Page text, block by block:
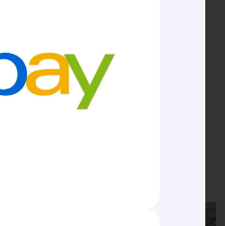
cresce em
e expõe
no